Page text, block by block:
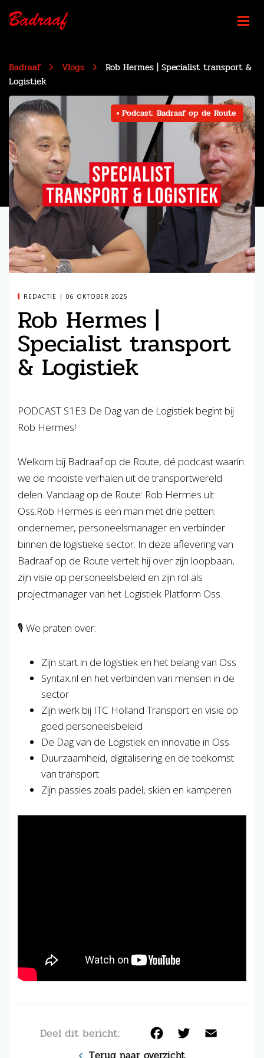
Badraaf Vlogs
Rob Hermes | Specialist transport &
Logistiek
Podcast: Badraaf op de Route
REDACTIE 06 OKTOBER 2025
Rob Hermes |
Specialist transport
& Logistiek
PODCAST S1E3 De Dag van de Logistiek begint bij
Rob Hermes!
Welkom bij Badraaf op de Route, dé podcast waarin
we de mooiste verhalen uit de transportwereld
delen. Vandaag op de Route: Rob Hermes uit
Oss.Rob Hermes is een man met drie petten:
ondernemer, personeelsmanager en verbinder
binnen de logistieke sector. In deze aflevering van
Badraaf op de Route vertelt hij over zijn loopbaan,
zijn visie op personeelsbeleid en zijn rol als
projectmanager van het Logistiek Platform Oss.
🎙️ We praten over:
Zijn start in de logistiek en het belang van Oss
Syntax.nl en het verbinden van mensen in de
sector
Zijn werk bij ITC Holland Transport en visie op
goed personeelsbeleid
De Dag van de Logistiek en innovatie in Oss
Duurzaamheid, digitalisering en de toekomst
van transport
Zijn passies zoals padel, skiën en kamperen
Deel dit bericht: Facebook
Twitter Email